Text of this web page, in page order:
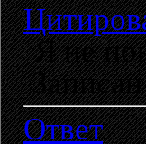
Я не
Записан
Ответ